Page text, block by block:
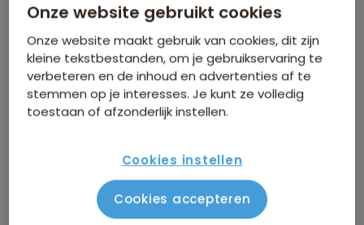
13 beoordelingen
Complete treinreis door 7 verschillende landen
Onze website gebruikt cookies
Onze website maakt gebruik van cookies, dit zijn
kleine tekstbestanden, om je gebruikservaring te
verbeteren en de inhoud en advertenties af te
stemmen op je interesses. Je kunt ze volledig
toestaan of afzonderlijk instellen.
Cookies instellen
Cookies accepteren